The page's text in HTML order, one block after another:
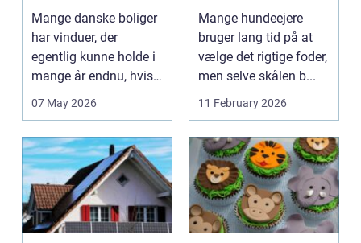
af dine gamle
rammer
Mange danske boliger
har vinduer, der
egentlig kunne holde i
mange år endnu, hvis
07 May 2026
hund
Mange hundeejere
bruger lang tid på at
vælge det rigtige foder,
men selve skålen b...
11 February 2026